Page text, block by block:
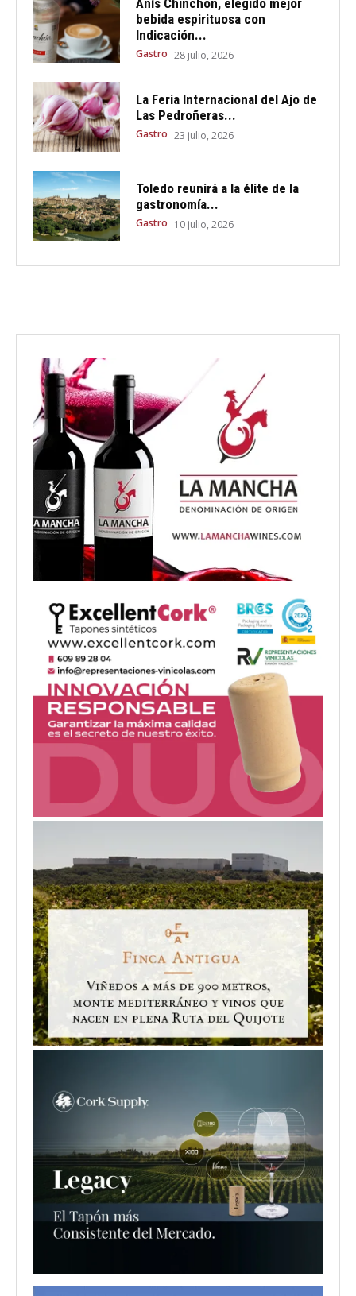
bebida espirituosa con
Indicación...
Gastro 28 julio, 2026
La Feria Internacional del Ajo de
Las Pedroñeras...
Gastro 23 julio, 2026
Toledo reunirá a la élite de la
gastronomía...
Gastro 10 julio, 2026